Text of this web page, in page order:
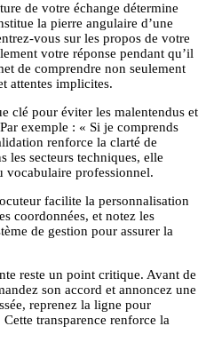
de votre échange détermine
la pierre angulaire d’une
vous sur les propos de votre
votre réponse pendant qu’il
de comprendre non seulement
attentes implicites.
clé pour éviter les malentendus et
exemple : « Si je comprends
renforce la clarté de
les secteurs techniques, elle
vocabulaire professionnel.
facilite la personnalisation
coordonnées, et notez les
de gestion pour assurer la
reste un point critique. Avant de
son accord et annoncez une
reprenez la ligne pour
transparence renforce la